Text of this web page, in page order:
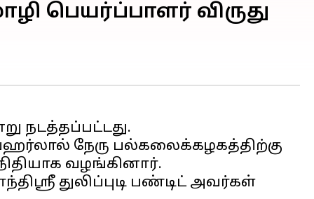
பெயர்ப்பாளர் விருது
நடத்தப்பட்டது.
நேரு பல்கலைக்கழகத்திற்கு
வழங்கினார்.
துலிப்புடி பண்டிட் அவர்கள்